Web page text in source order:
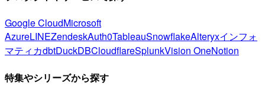
Google CloudMicrosoft
AzureLINEZendeskAuth0TableauSnowflakeAlteryxインフォ
マティカdbtDuckDBCloudflareSplunkVision OneNotion
特集やシリーズから探す